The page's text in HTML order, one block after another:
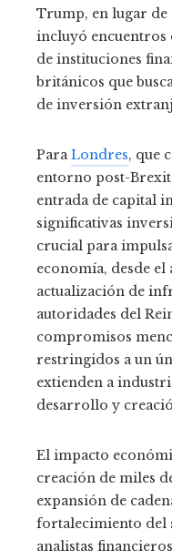
Trump, en lugar
incluyó encuentros
de instituciones
británicos que
de inversión
ParaLondres, que
entorno post-
entrada de capital
significativas
crucial para
economía, desde el
actualización de
autoridades del
compromisos
restringidos a un
extienden a
desarrollo y
El impacto
creación de miles
expansión de
fortalecimiento del
analistas